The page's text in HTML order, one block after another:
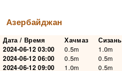
Азербайджан
Дата / Время
2024-06-12 03:00
2024-06-12 06:00
2024-06-12 09:00
Хачмаз
0.5m
0.5m
1.0m
Сизань
1.0m
0.5m
0.5m